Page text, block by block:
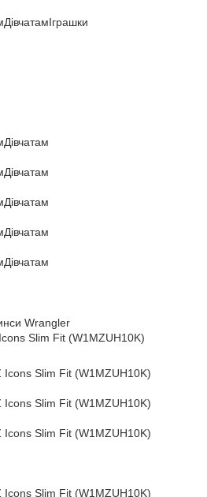
ДівчатамІграшки
Дівчатам
Дівчатам
Дівчатам
Дівчатам
Дівчатам
Wrangler
Slim Fit (W1MZUH10K)